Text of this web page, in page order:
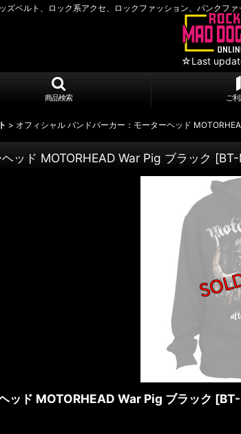
ズベルト、ロック系アクセ、ロックファッション、パンクフ
☆Last
商品検索 ご
> オフィシャル バンドパーカー：モーターヘッド
ッド MOTORHEAD War Pig ブラック [
ッド MOTORHEAD War Pig ブラック [